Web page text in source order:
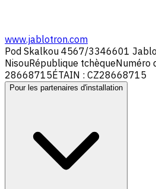
www.jablotron.com
Pod Skalkou 4567/3346601
NisouRépublique tchèqueNuméro
28668715ÉTAIN : CZ28668715
Pour les partenaires d'installation